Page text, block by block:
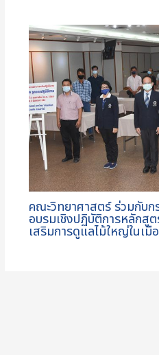
คณะวิทยาศาสตร์ ร่วมกับก
อบรมเชิงปฏิบัติการหลักสู
เสริมการดูแลไม้ใหญ่ในเมื